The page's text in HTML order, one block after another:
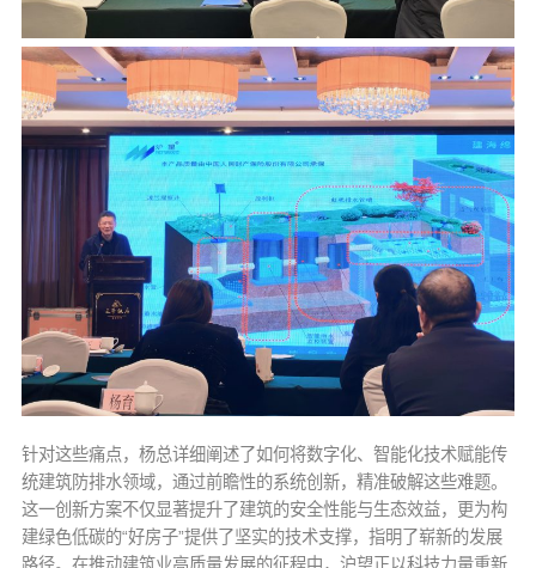
针对这些痛点，杨总详细阐述了如何将数字化、智能化技术赋能传
统建筑防排水领域，通过前瞻性的系统创新，精准破解这些难题。
这一创新方案不仅显著提升了建筑的安全性能与生态效益，更为构
建绿色低碳的“好房子”提供了坚实的技术支撑，指明了崭新的发展